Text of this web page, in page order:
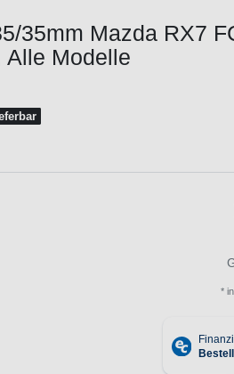
35mm Mazda RX7
Alle Modelle
*